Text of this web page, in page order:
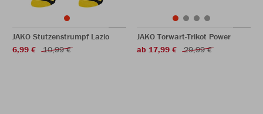
JAKO Stutzenstrumpf Lazio
6,99 €
10,99 €
JAKO Torwart-Trikot Power
ab 17,99 €
29,99 €